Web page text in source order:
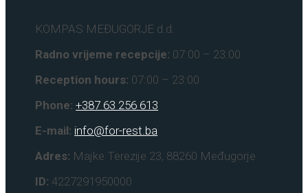
KOMPAS MEĐUGORJE d.d.
Radno vrijeme recepcije: 07:00 – 23:00
Reception hours: 07:00 – 23:00
Phone: +387 63 256 613
E-mail: info@for-rest.ba
Adres: Majke Terezije 23, 88260 Međugorje
ID: 4227291950000